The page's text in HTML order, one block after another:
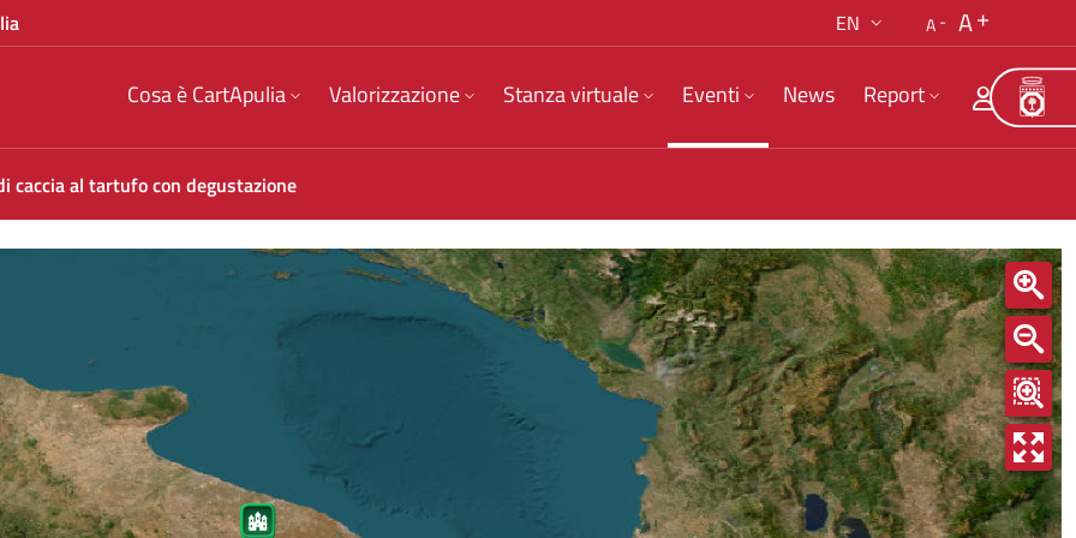
EN A A
Cosa è CartApulia Valorizzazione Stanza virtuale Eventi News Report
caccia al tartufo con degustazione